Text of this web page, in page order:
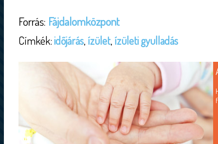
Forrás: Fájdalomközpont
Címkék:időjárás, ízület, ízületi gyulladás